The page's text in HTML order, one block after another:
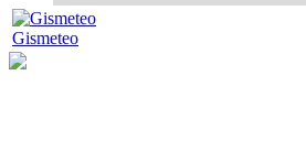
Gismeteo